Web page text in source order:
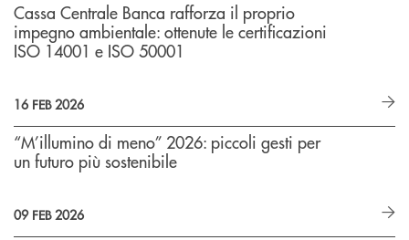
Cassa Centrale Banca rafforza il proprio
impegno ambientale: ottenute le certificazioni
ISO 14001 e ISO 50001
16 FEB 2026
“M’illumino di meno” 2026: piccoli gesti per
un futuro più sostenibile
09 FEB 2026